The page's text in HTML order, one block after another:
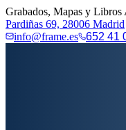
Grabados, Mapas y Libros
Pardiñas 69, 28006 Madrid
info@frame.es
652 41